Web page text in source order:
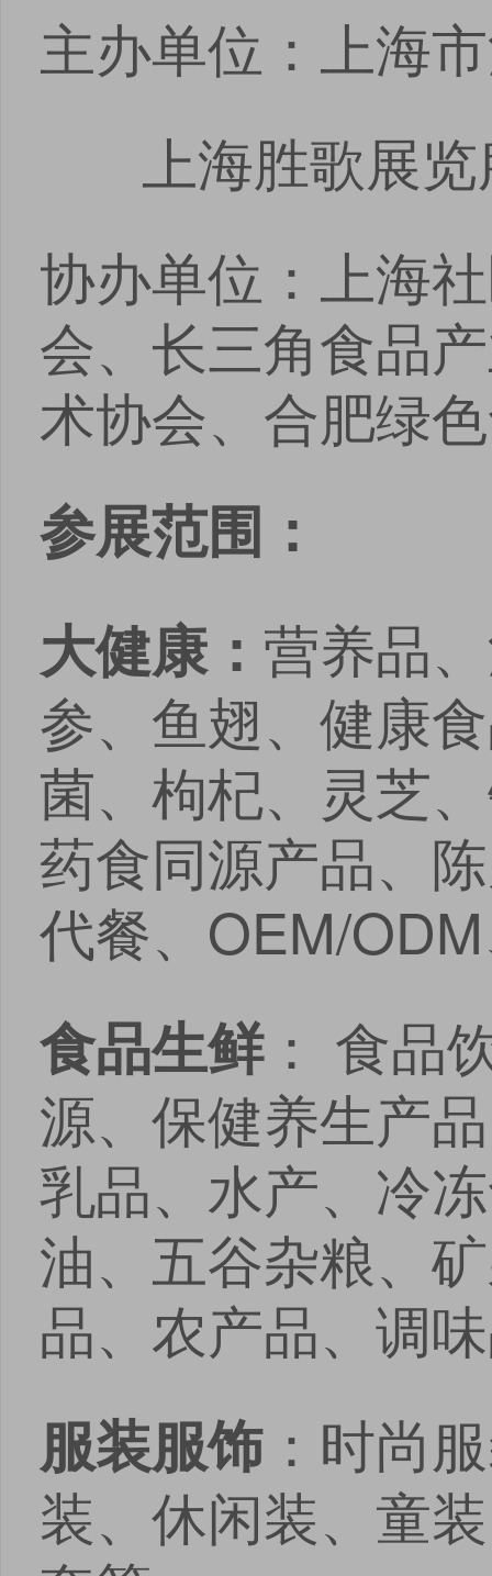
主办单位：上海
上海胜歌展
协办单位：上海
会、长三角食品
术协会、合肥绿
参展范围：
大健康： 营养品
参、鱼翅、健康
菌、枸杞、灵芝
药食同源产品、
代餐、OEM/
食品生鲜： 食品
源、保健养生产
乳品、水产、冷
油、五谷杂粮、
品、农产品、调
服装服饰 ：时尚
装、休闲装、童
点击 点击